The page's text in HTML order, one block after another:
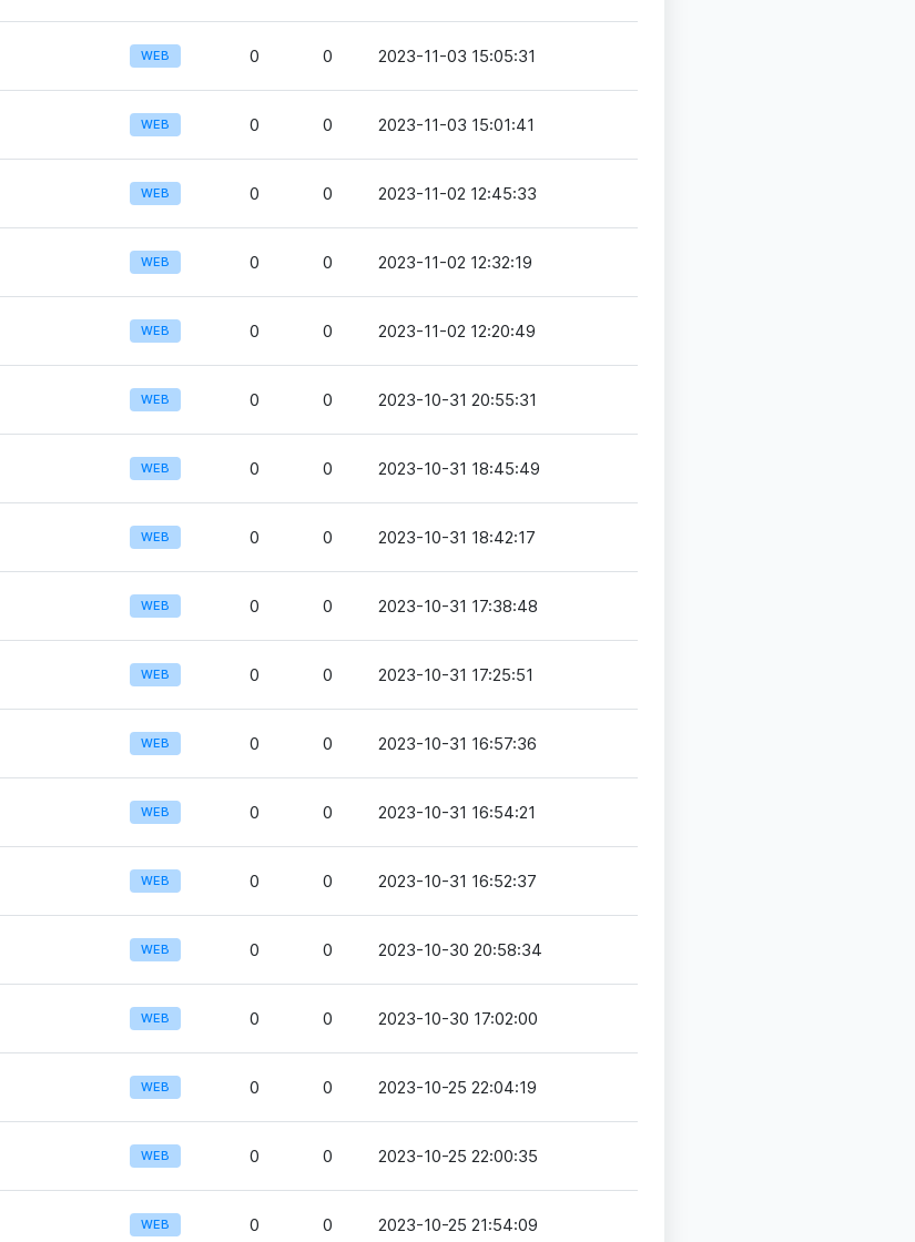
WEB 0 0 2023-11-03 15:05:31
WEB 0 0 2023-11-03 15:01:41
WEB 0 0 2023-11-02 12:45:33
WEB 0 0 2023-11-02 12:32:19
WEB 0 0 2023-11-02 12:20:49
WEB 0 0 2023-10-31 20:55:31
WEB 0 0 2023-10-31 18:45:49
WEB 0 0 2023-10-31 18:42:17
WEB 0 0 2023-10-31 17:38:48
WEB 0 0 2023-10-31 17:25:51
WEB 0 0 2023-10-31 16:57:36
WEB 0 0 2023-10-31 16:54:21
WEB 0 0 2023-10-31 16:52:37
WEB 0 0 2023-10-30 20:58:34
WEB 0 0 2023-10-30 17:02:00
WEB 0 0 2023-10-25 22:04:19
WEB 0 0 2023-10-25 22:00:35
WEB 0 0 2023-10-25 21:54:09